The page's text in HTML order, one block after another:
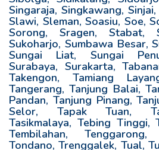
Singaraja, Singkawang,
Slawi, Sleman, Soasiu, Soe,
Sorong, Sragen, Stabat,
Sukoharjo, Sumbawa Besar,
Sungai Liat, Sungai
Surabaya, Surakarta,
Takengon, Tamiang
Tangerang, Tanjung Balai,
Pandan, Tanjung Pinang,
Selor, Tapak Tuan,
Tasikmalaya, Tebing Tinggi,
Tembilahan,
Tondano, Trenggalek, Tual,